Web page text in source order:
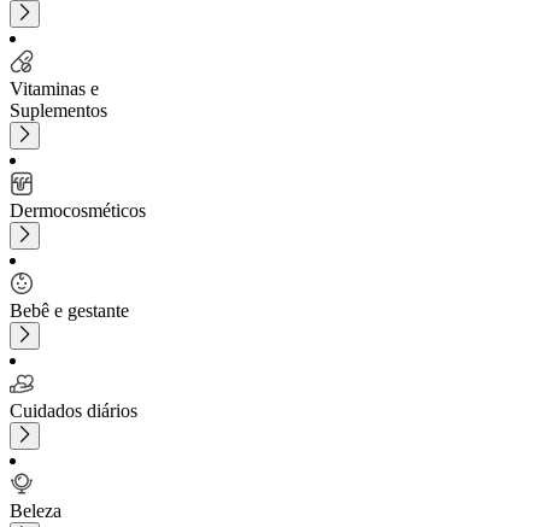
Vitaminas e
Suplementos
Dermocosméticos
Bebê e gestante
Cuidados diários
Beleza